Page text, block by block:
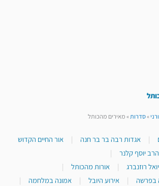
»סדרות»מאירים מהכותל
| אגדות רבה בר בר חנה |
אור החיים הקדוש
יוסף קלנר
|
רוזנברג
| אורות מהכותל
|
בפרשה
| אירוע היובל | אמונה במלחמה
|